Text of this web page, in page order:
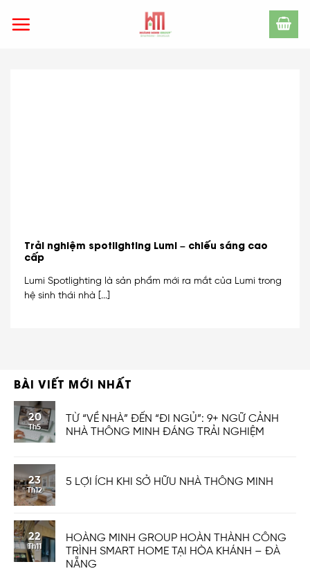
Trải nghiệm spotlighting Lumi – chiếu sáng cao
cấp
Lumi Spotlighting là sản phẩm mới ra mắt của Lumi trong
hệ sinh thái nhà [...]
BÀI VIẾT MỚI NHẤT
20
Th5
TỪ “VỀ NHÀ” ĐẾN “ĐI NGỦ”: 9+ NGỮ CẢNH
NHÀ THÔNG MINH ĐÁNG TRẢI NGHIỆM
23
Th12
5 LỢI ÍCH KHI SỞ HỮU NHÀ THÔNG MINH
22
Th11
HOÀNG MINH GROUP HOÀN THÀNH CÔNG
TRÌNH SMART HOME TẠI HÒA KHÁNH – ĐÀ
NẴNG